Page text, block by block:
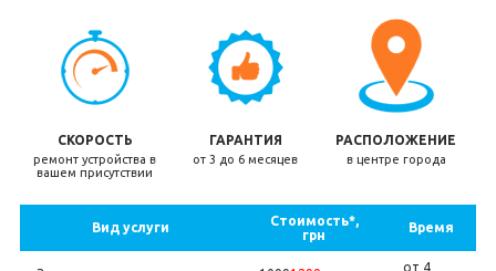
СКОРОСТЬ
ремонт устройства в
вашем присутствии
ГАРАНТИЯ
от 3 до 6 месяцев
РАСПОЛОЖЕНИЕ
в центре города
Вид услуги
Стоимость*,
грн
Время
от 4